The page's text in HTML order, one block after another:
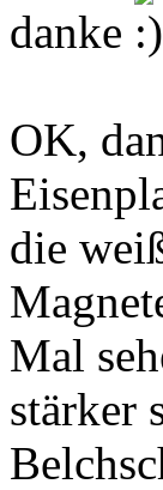
danke
OK,
die
Mal
stärker